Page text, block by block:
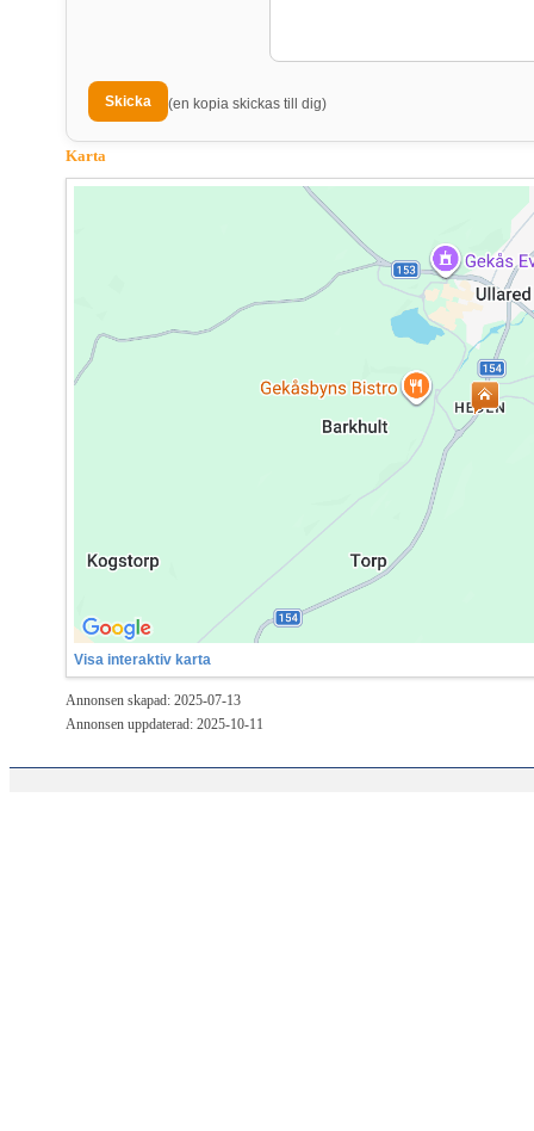
(en kopia skickas till dig)
Karta
Visa interaktiv karta
Annonsen skapad: 2025-07-13
Annonsen uppdaterad: 2025-10-11